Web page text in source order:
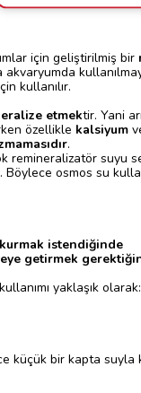
için geliştirilmiş bir
akvaryumda
kullanılır.
etmektir. Yani
özellikle kalsiyum
.
suyu
osmos su
istendiğinde
getirmek
yaklaşık olarak:
küçük bir kapta suyla